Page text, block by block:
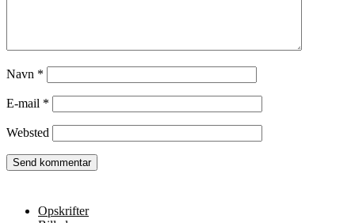
Navn *
E-mail *
Websted
Opskrifter